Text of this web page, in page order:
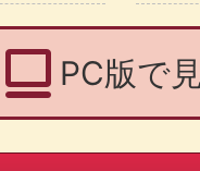
PC版で